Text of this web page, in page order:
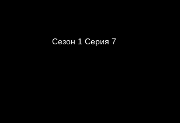
Сезон 1 Серия 7